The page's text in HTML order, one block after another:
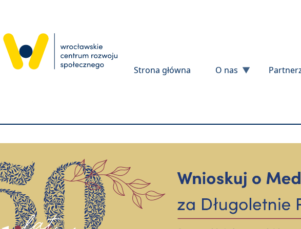
Strona główna O nas